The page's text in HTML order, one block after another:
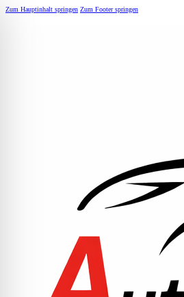
Zum Hauptinhalt springen Zum Footer springen